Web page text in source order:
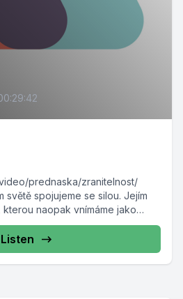
prednaska/zranitelnost/
světě spojujeme se silou. Jejím
naopak vnímáme jako
je zranitelné,...
Listen